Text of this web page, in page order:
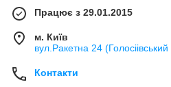
Працює з 29.01.2015
м. Київ
вул.Ракетна 24
Контакти